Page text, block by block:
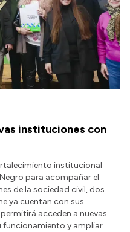
instituciones con
institucional
para acompañar el
de la sociedad civil, dos
ya cuentan con sus
acceden a nuevas
funcionamiento y ampliar